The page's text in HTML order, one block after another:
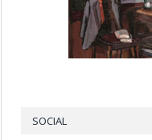
SOCIAL